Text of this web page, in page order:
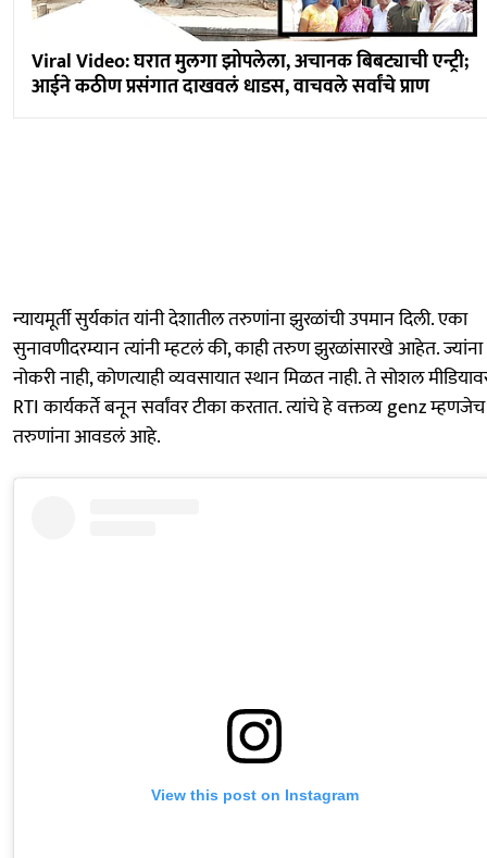
Viral Video: घरात मुलगा झोपलेला, अचानक बिबट्याची एन्ट्री;
आईने कठीण प्रसंगात दाखवलं धाडस, वाचवले सर्वांचे प्राण
न्यायमूर्ती सुर्यकांत यांनी देशातील तरुणांना झुरळांची उपमान दिली. एका
सुनावणीदरम्यान त्यांनी म्हटलं की, काही तरुण झुरळांसारखे आहेत. ज्यांना
नोकरी नाही, कोणत्याही व्यवसायात स्थान मिळत नाही. ते सोशल
RTI कार्यकर्ते बनून सर्वांवर टीका करतात. त्यांचे हे वक्तव्य genz म्हणजेच
तरुणांना आवडलं आहे.
View this post on Instagram